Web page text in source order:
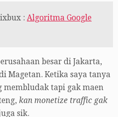
: Algoritma Google
besar di Jakarta,
Magetan. Ketika saya tanya
membludak tapi gak maen
kan monetize traffic gak
sik.